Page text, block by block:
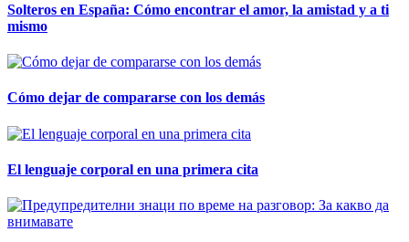
Solteros en España: Cómo encontrar el amor, la amistad y a ti
mismo
Cómo dejar de compararse con los demás
El lenguaje corporal en una primera cita